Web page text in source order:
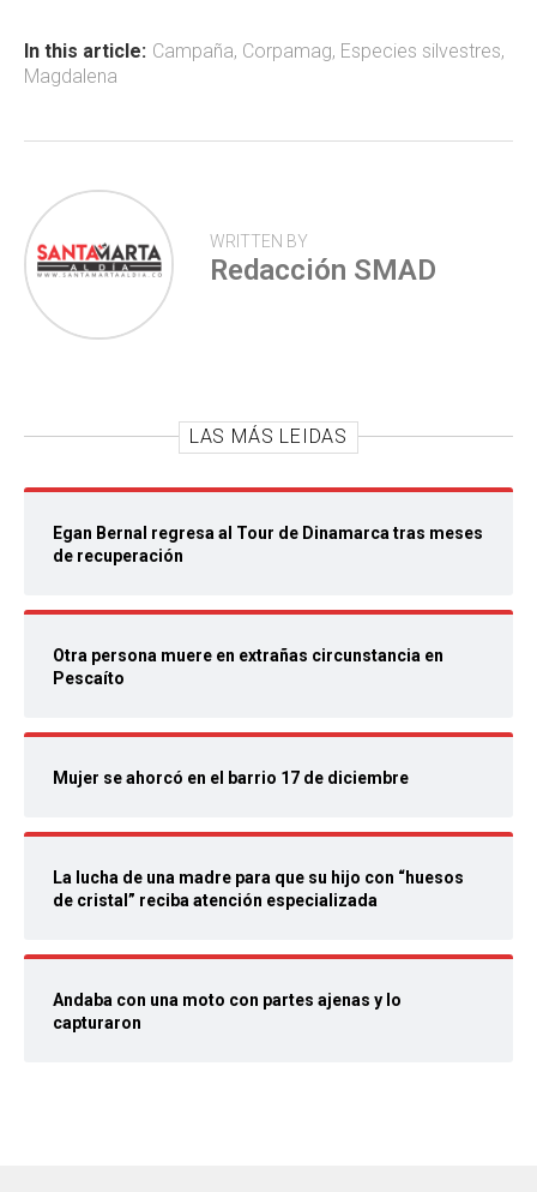
ok p
p
tir
In this article: Campaña, Corpamag, Especies silvestres,
Magdalena
WRITTEN BY
Redacción SMAD
LAS MÁS LEIDAS
Egan Bernal regresa al Tour de Dinamarca tras meses
de recuperación
Otra persona muere en extrañas circunstancia en
Pescaíto
Mujer se ahorcó en el barrio 17 de diciembre
La lucha de una madre para que su hijo con “huesos
de cristal” reciba atención especializada
Andaba con una moto con partes ajenas y lo
capturaron